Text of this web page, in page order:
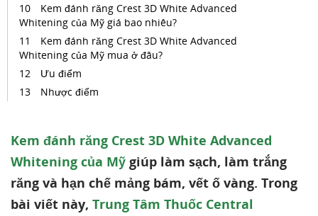
Kem đánh răng Crest 3D White Advanced
Whitening của Mỹ giá bao nhiêu?
Kem đánh răng Crest 3D White Advanced
Whitening của Mỹ mua ở đâu?
Ưu điểm
Nhược điểm
Kem đánh răng Crest 3D White Advanced
Whitening của Mỹ giúp làm sạch, làm trắng
răng và hạn chế mảng bám, vết ố vàng. Trong
bài viết này, Trung Tâm Thuốc Central